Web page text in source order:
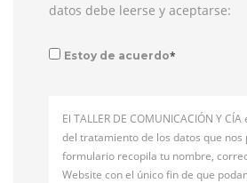
datos debe leerse y aceptarse:
Estoy de acuerdo*
El TALLER DE COMUNICACIÓN Y
del tratamiento de los datos que nos
formulario recopila tu nombre,
Website con el único fin de que